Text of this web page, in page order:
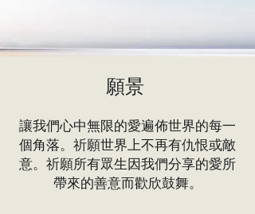
願景
讓我們心中無限的愛遍佈世界的每一
個角落。祈願世界上不再有仇恨或敵
意。祈願所有眾生因我們分享的愛所
帶來的善意而歡欣鼓舞。